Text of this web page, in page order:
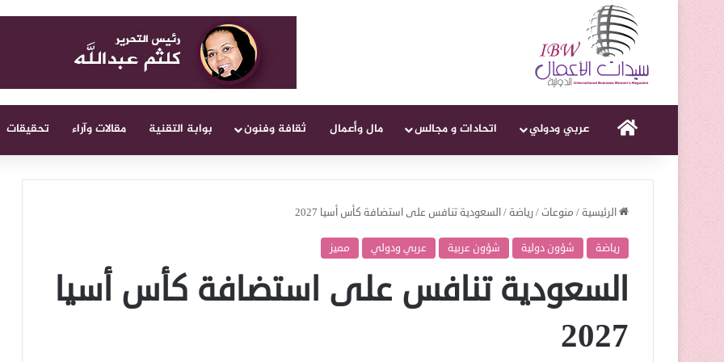
الرئيسيةعربي ودولي اتحادات و مجالس مال وأعمال ثقافة وفنون بوابة التقنية مقالات وآراء تحقيقات
الرئيسية/ منوعات /رياضة/السعودية تنافس على استضافة كأس أسيا 2027
رياضة شؤون دولية شؤون عربية عربي ودولي مميز
السعودية تنافس على استضافة كأس أسيا
2027